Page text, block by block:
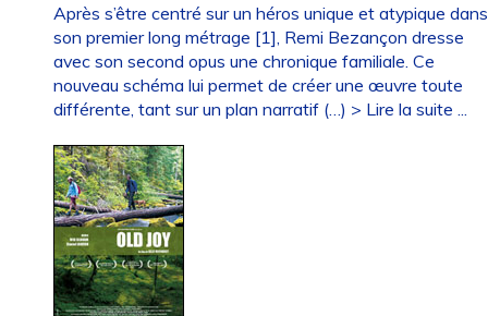
Après s’être centré sur un héros unique et atypique dans
son premier long métrage [1], Remi Bezançon dresse
avec son second opus une chronique familiale. Ce
nouveau schéma lui permet de créer une œuvre toute
différente, tant sur un plan narratif (…) > Lire la suite ...